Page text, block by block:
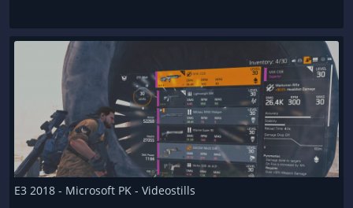
E3 2018 - Microsoft PK - Videostills